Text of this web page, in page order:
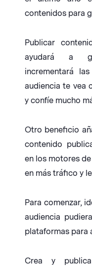
contenidos para
Publicar
ayudará a
incrementará
audiencia te vea
y confíe mucho
Otro beneficio
contenido
en los motores
en más tráfico y
Para comenzar,
audiencia
plataformas para
Crea y